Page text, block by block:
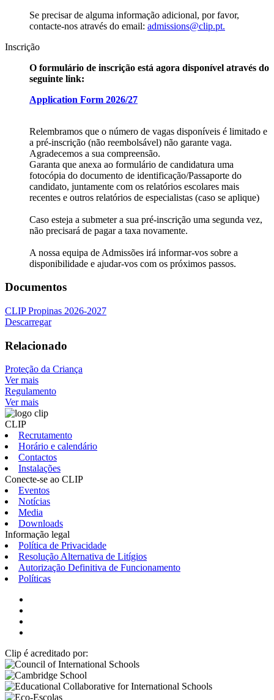
Se precisar de alguma informação adicional, por favor,
contacte-nos através do email: admissions@clip.pt.
Inscrição
O formulário de inscrição está agora disponível através do
seguinte link:
Application Form 2026/27
Relembramos que o número de vagas disponíveis é limitado e
a pré-inscrição (não reembolsável) não garante vaga.
Agradecemos a sua compreensão.
Garanta que anexa ao formulário de candidatura uma
fotocópia do documento de identificação/Passaporte do
candidato, juntamente com os relatórios escolares mais
recentes e outros relatórios de especialistas (caso se aplique)
Caso esteja a submeter a sua pré-inscrição uma segunda vez,
não precisará de pagar a taxa novamente.
A nossa equipa de Admissões irá informar-vos sobre a
disponibilidade e ajudar-vos com os próximos passos.
Documentos
CLIP Propinas 2026-2027
Descarregar
Relacionado
Proteção da Criança
Ver mais
Regulamento
Ver mais
CLIP
Recrutamento
Horário e calendário
Contactos
Instalações
Conecte-se ao CLIP
Eventos
Notícias
Media
Downloads
Informação legal
Política de Privacidade
Resolução Alternativa de Litígios
Autorização Definitiva de Funcionamento
Políticas
Clip é acreditado por: